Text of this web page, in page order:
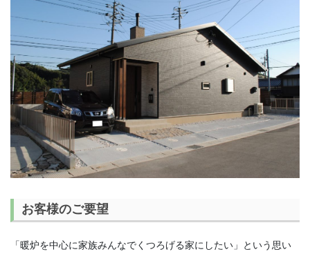
お客様のご要望
「暖炉を中心に家族みんなでくつろげる家にしたい」という思い